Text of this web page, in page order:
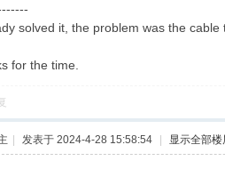
solved it, the problem was the cable
for the time.
| 发表于 2024-4-28 15:58:54 | 显示全部楼